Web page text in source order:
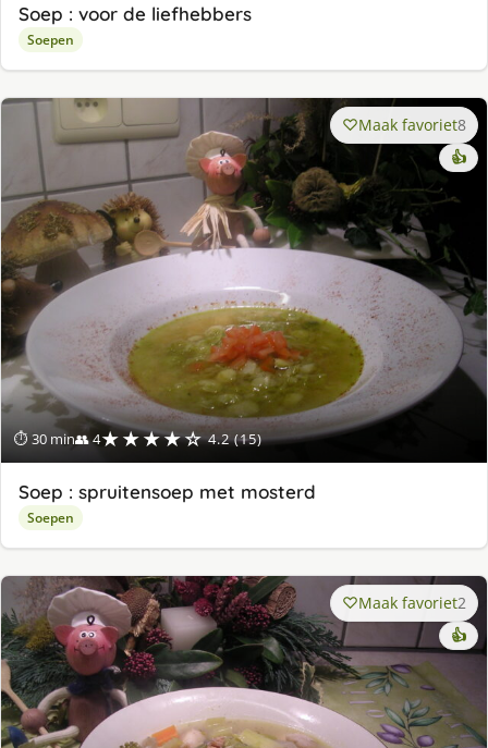
Soep : voor de liefhebbers
Soepen
⏱ 30 min👥 4★★★★☆ 4.2 (15)
Maak favoriet8
👍
Soep : spruitensoep met mosterd
Soepen
Maak favoriet2
👍